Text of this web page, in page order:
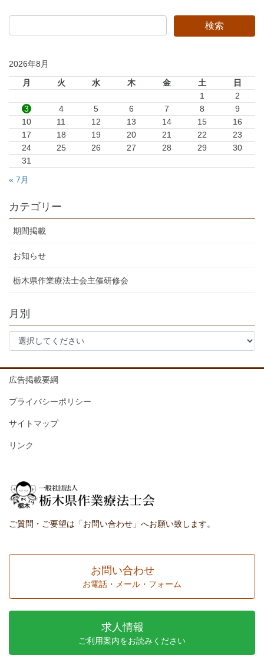
2026年8月
月 火 水 木 金 土
日
1
2
3
4 5 6 7 8
9
10
11 12 13 14 15
16
17
18 19 20 21 22
23
24
25 26 27 28 29
30
31
« 7月
カテゴリー
期間掲載
お知らせ
栃木県作業療法士会主催研修会
月別
広告掲載要綱
プライバシーポリシー
サイトマップ
リンク
ご質問・ご要望は「お問い合わせ」へお願い致します。
お問い合わせ
お電話・メール・フォーム
求人情報
ご利用案内をお読みください